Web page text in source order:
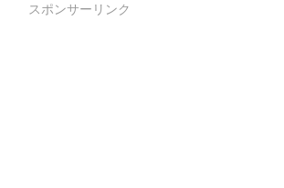
スポンサーリンク